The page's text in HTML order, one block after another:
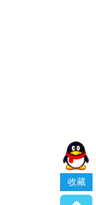
收藏